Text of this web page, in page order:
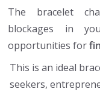
The bracelet
blockages in
opportunities for
This is an ideal
seekers,